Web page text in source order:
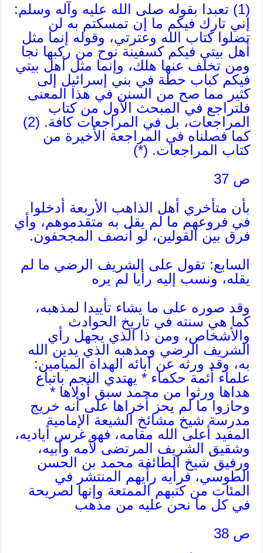
(1) تعبدا بقوله صلى الله عليه وآله وسلم:
إني تارك فيكم ما إن تمسكتم به لن
تضلوا كتاب الله وعترتي، وقوله إنما مثل
أهل بيتي فيكم كسفينة نوح من ركبها نجا
ومن تخلف عنها هلك، وإنما مثل أهل بيتي
فيكم كباب حطة في بني إسرائيل إلى
كثير مما صح من السنن في هذا المعنى
فلتراجع في المبحث الأول من كتاب
المراجعات، بل في المراجعات كافة. (2)
كما فصلناه في المراجعة الأخيرة من
كتاب المراجعات. (*)
ص 37
بأن متأخري أهل الذاهب الأربعة أدخلوا
في فروعهم ما لم يقل به متقدموهم، وأي
فرق بين القولين، لو أنصف المجحفون.
السابع: تقول على الشريف الرضي ما لم
يقله، ونسب إليه رأيا لم يره
وقد صوره على ما يشاء تأييدا لمذهبه،
كما هي سنته في تاريخ الحوادث
والأشخاص، ومن ذا الذي يجهل رأي
الشريف الرضي ومذهبه الذي يدين الله
به، وقد ورثه عن آبائه الهداة الميامين:
علماء أئمة حكماء * يهتدي النجم باتباع
هداها ورثوا من محمد سبق أولاها *
وحازوا ما لم يحز أخراها على أنه خريج
مدرسة شيخ مشائخ الشيعة الإمامية
المفيد أعلى الله مقامه، فهو غرس أياديه،
وشقيق الشريف المرتضى لأمه وأبيه،
ورفيق شيخ الطائفة محمد بن الحسن
الطوسي، فرأيه رأيهم المنتشر في
المئات من كتبهم الممتعة وإنها لصريحة
في كل ما نحن عليه من مذهب
ص 38